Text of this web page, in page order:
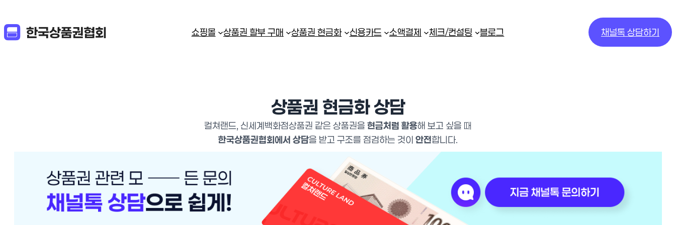
쇼핑몰 상품권 할부 구매 상품권 현금화 신용카드 소액결제 체크/컨설팅 블로그 채널톡 상담하기
상품권 현금화 상담
컬쳐랜드, 신세계백화점상품권 같은 상품권을 현금처럼 활용해 보고 싶을 때
한국상품권협회에서 상담을 받고 구조를 점검하는 것이 안전합니다.